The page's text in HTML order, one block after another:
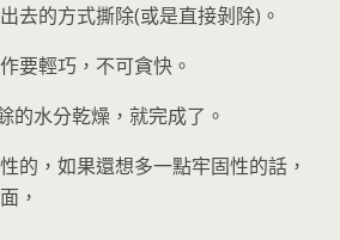
去的方式撕除(或是直接剝除)。
要輕巧，不可貪快。
的水分乾燥，就完成了。
的，如果還想多一點牢固性的話，
，